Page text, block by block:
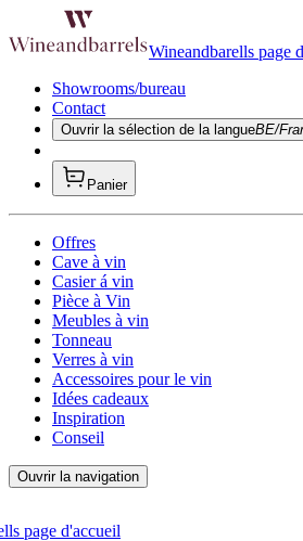
Wineandbarells page
Showrooms/bureau
Contact
Ouvrir la sélection de la langueBE/
Panier
Offres
Cave à vin
Casier á vin
Pièce à Vin
Meubles à vin
Tonneau
Verres à vin
Accessoires pour le vin
Idées cadeaux
Inspiration
Conseil
Ouvrir la navigation
page d'accueil